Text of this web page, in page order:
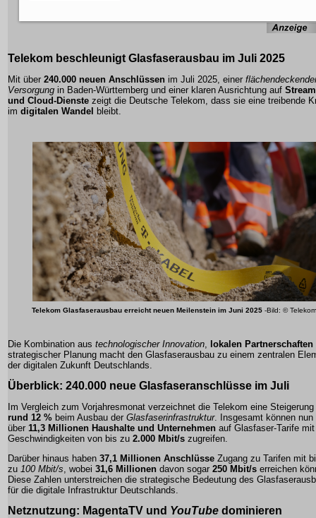
Telekom beschleunigt Glasfaserausbau im Juli 2025
Mit über 240.000 neuen Anschlüssen im Juli 2025, einer
Versorgung in Baden-Württemberg und einer klaren Ausrichtung auf
und Cloud-Dienste zeigt die Deutsche Telekom, dass sie eine treibende
im digitalen Wandel bleibt.
Telekom Glasfaserausbau erreicht neuen Meilenstein im Juni 2025 -Bild: © Telekom
Die Kombination aus technologischer Innovation, lokalen Partnerschaften
strategischer Planung macht den Glasfaserausbau zu einem zentralen
der digitalen Zukunft Deutschlands.
Überblick: 240.000 neue Glasfaseranschlüsse im Juli
Im Vergleich zum Vorjahresmonat verzeichnet die Telekom eine
rund 12 % beim Ausbau der Glasfaserinfrastruktur. Insgesamt können nun
über 11,3 Millionen Haushalte und Unternehmen auf Glasfaser-Tarife mit
Geschwindigkeiten von bis zu 2.000 Mbit/s zugreifen.
Darüber hinaus haben 37,1 Millionen Anschlüsse Zugang zu Tarifen mit
zu 100 Mbit/s, wobei 31,6 Millionen davon sogar 250 Mbit/s erreichen
Diese Zahlen unterstreichen die strategische Bedeutung des
für die digitale Infrastruktur Deutschlands.
Netznutzung: MagentaTV und YouTube dominieren